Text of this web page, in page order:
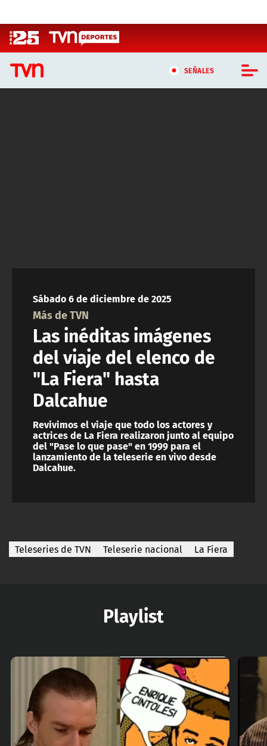
SEÑALES
ACTUALIDAD Y TENDENCIAS
CORPORATIVO Y TRANSPARENCIA
CANAL DE DENUNCIAS
ÁREA DE PROYECTOS
Sábado 6 de diciembre de 2025
Más de TVN
Las inéditas imágenes
del viaje del elenco de
"La Fiera" hasta
Dalcahue
Revivimos el viaje que todo los actores y
actrices de La Fiera realizaron junto al equipo
del "Pase lo que pase" en 1999 para el
lanzamiento de la teleserie en vivo desde
Dalcahue.
Teleseries de TVN Teleserie nacional La Fiera
Playlist